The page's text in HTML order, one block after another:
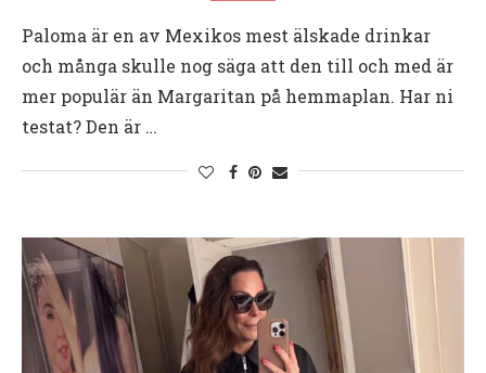
Paloma är en av Mexikos mest älskade drinkar
och många skulle nog säga att den till och med är
mer populär än Margaritan på hemmaplan. Har ni
testat? Den är …